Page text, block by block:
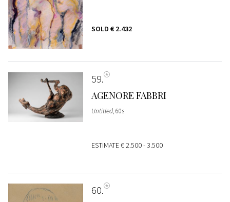
SOLD € 2.432
59
AGENORE FABBRI
Untitled, 60s
ESTIMATE€ 2.500 - 3.500
60